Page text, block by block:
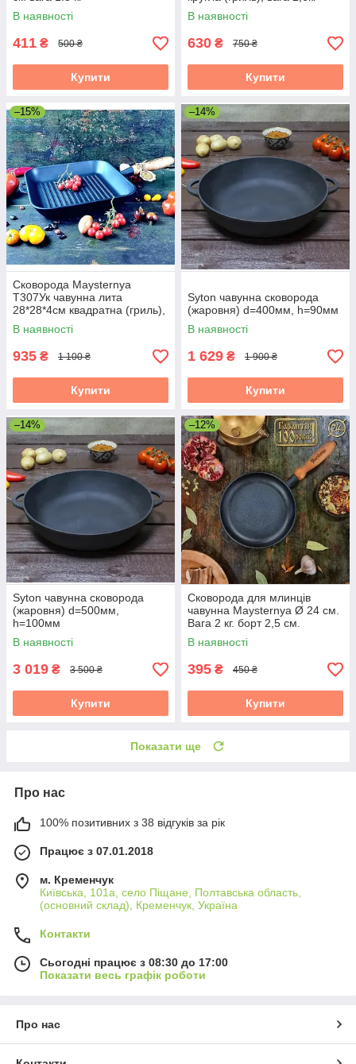
В наявності
411 ₴ 500 ₴
Купити
В наявності
630 ₴ 750 ₴
Купити
–15%
Сковорода Maysternya
Т307Ук чавунна лита
28*28*4см квадратна (гриль),
вага 2,7кг
В наявності
935 ₴ 1 100 ₴
Купити
–14%
Syton чавунна сковорода
(жаровня) d=400мм, h=90мм
В наявності
1 629 ₴ 1 900 ₴
Купити
–14%
Syton чавунна сковорода
(жаровня) d=500мм,
h=100мм
В наявності
3 019 ₴ 3 500 ₴
Купити
–12%
Сковорода для млинців
чавунна Maysternya Ø 24 см.
Вага 2 кг. борт 2,5 см.
В наявності
395 ₴ 450 ₴
Купити
Показати ще
Про нас
100% позитивних з 38 відгуків за рік
Працює з 07.01.2018
м. Кременчук
Київська, 101а, село Піщане, Полтавська область,
(основний склад), Кременчук, Україна
Контакти
Сьогодні працює з 08:30 до 17:00
Показати весь графік роботи
Про нас